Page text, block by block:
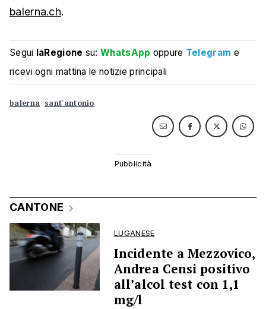
balerna.ch.
Segui laRegione su:WhatsApp oppure Telegram e
ricevi ogni mattina le notizie principali
balerna sant'antonio
CANTONE
LUGANESE
Incidente a Mezzovico,
Andrea Censi positivo
all’alcol test con 1,1
mg/l